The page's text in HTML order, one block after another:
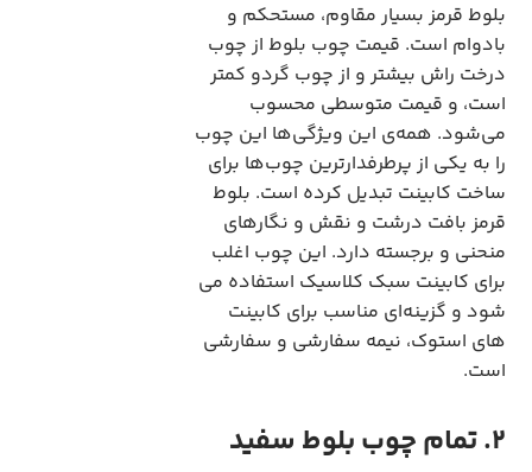
بلوط قرمز بسیار مقاوم، مستحکم و
بادوام است. قیمت چوب بلوط از چوب
درخت راش بیشتر و از چوب گردو کمتر
است، و قیمت متوسطی محسوب
می‌شود. همه‌ی این ویژگی‌ها این چوب
را به یکی از پرطرفدارترین چوب‌ها برای
ساخت کابینت تبدیل کرده است. بلوط
قرمز بافت درشت و نقش و نگارهای
منحنی و برجسته دارد. این چوب اغلب
برای کابینت سبک کلاسیک استفاده می
شود و گزینه‌ای مناسب برای کابینت
های استوک، نیمه سفارشی و سفارشی
است.
2. تمام چوب بلوط سفید